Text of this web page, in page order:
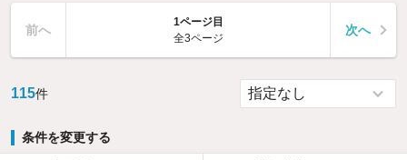
前へ
1ページ目
全3ページ
次へ
115件
条件を変更する